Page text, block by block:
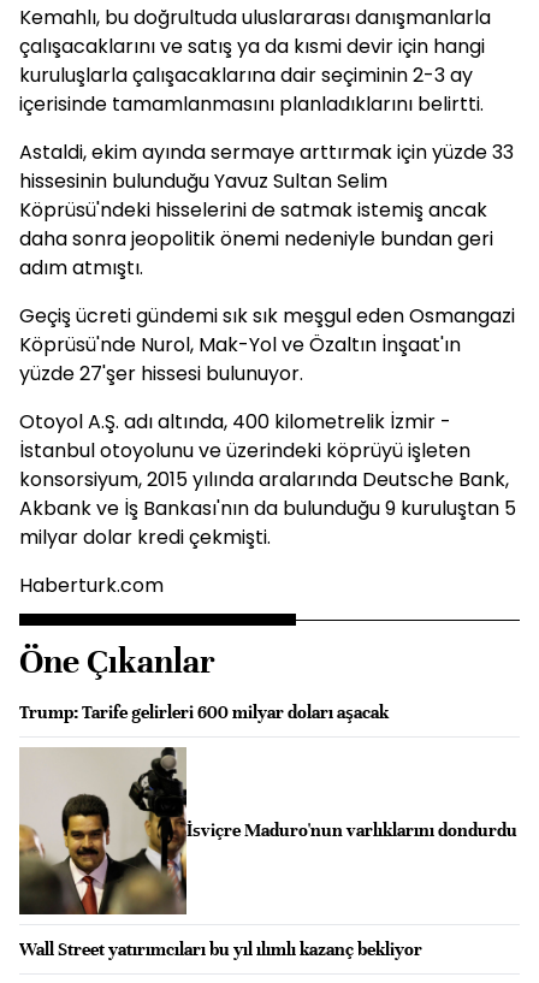
Kemahlı, bu doğrultuda uluslararası danışmanlarla
çalışacaklarını ve satış ya da kısmi devir için hangi
kuruluşlarla çalışacaklarına dair seçiminin 2-3 ay
içerisinde tamamlanmasını planladıklarını belirtti.
Astaldi, ekim ayında sermaye arttırmak için yüzde 33
hissesinin bulunduğu Yavuz Sultan Selim
Köprüsü'ndeki hisselerini de satmak istemiş ancak
daha sonra jeopolitik önemi nedeniyle bundan geri
adım atmıştı.
Geçiş ücreti gündemi sık sık meşgul eden Osmangazi
Köprüsü'nde Nurol, Mak-Yol ve Özaltın İnşaat'ın
yüzde 27'şer hissesi bulunuyor.
Otoyol A.Ş. adı altında, 400 kilometrelik İzmir -
İstanbul otoyolunu ve üzerindeki köprüyü işleten
konsorsiyum, 2015 yılında aralarında Deutsche Bank,
Akbank ve İş Bankası'nın da bulunduğu 9 kuruluştan 5
milyar dolar kredi çekmişti.
Haberturk.com
Öne Çıkanlar
Trump: Tarife gelirleri 600 milyar doları aşacak
İsviçre Maduro'nun varlıklarını dondurdu
Wall Street yatırımcıları bu yıl ılımlı kazanç bekliyor